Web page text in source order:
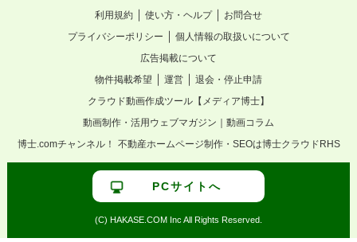
利用規約 ｜ 使い方・ヘルプ｜ お問合せ
プライバシーポリシー ｜ 個人情報の取扱いについて
広告掲載について
物件掲載希望 ｜ 運営 ｜ 退会・停止申請
クラウド動画作成ツール【メディア博士】
動画制作・活用ウェブマガジン｜動画コラム
博士.comチャンネル！
不動産ホームページ制作・SEOは博士クラウドRHS
PCサイトへ
(C) HAKASE.COM Inc All Rights Reserved.